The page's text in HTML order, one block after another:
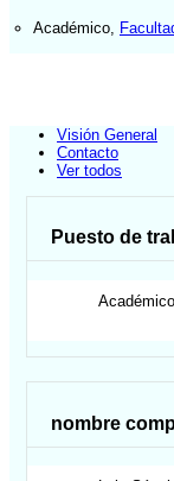
Académico
Visión General
Contacto
Ver todos
Puesto de
Académico
nombre